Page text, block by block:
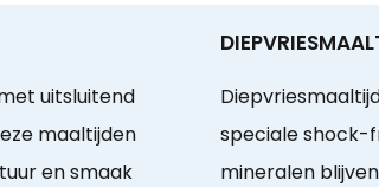
uitsluitend
maaltijden
en smaak
speciale shock-
mineralen